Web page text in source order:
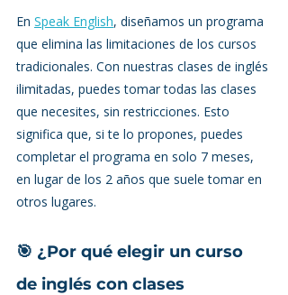
En Speak English, diseñamos un programa
que elimina las limitaciones de los cursos
tradicionales. Con nuestras clases de inglés
ilimitadas, puedes tomar todas las clases
que necesites, sin restricciones. Esto
significa que, si te lo propones, puedes
completar el programa en solo 7 meses,
en lugar de los 2 años que suele tomar en
otros lugares.
🎯 ¿Por qué elegir un curso
de inglés con clases